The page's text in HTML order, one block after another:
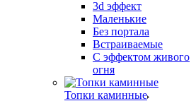
3d эффект
Маленькие
Без портала
Встраиваемые
С эффектом живого
огня
Топки каминные